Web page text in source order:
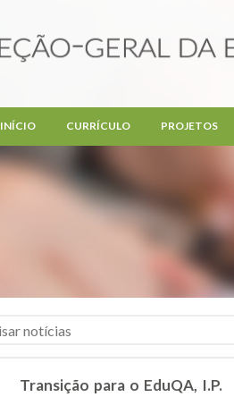
INÍCIO CURRÍCULO PROJETOS
Transição para o EduQA, I.P.